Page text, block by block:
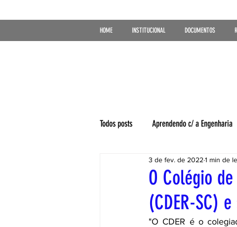
HOME INSTITUCIONAL DOCUMENTOS
Todos posts Aprendendo c/ a Engenharia
O Colégio
(CDER-SC)
3 de fev. de 2022 1 min de
"O CDER é o